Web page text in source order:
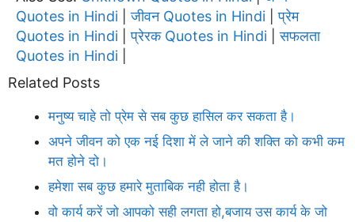
Quotes in Hindi |जीवन Quotes in Hindi |प्रेम
Quotes in Hindi |प्रेरक Quotes in Hindi |सफलता
Quotes in Hindi
Related Posts
मनुष्य चाहे तो प्रेम से सब कुछ हासिल कर सकता है।
अपने जीवन को एक नई दिशा में ले जाने की शक्ति को कभी कम
मत होने दो।
हमेशा सब कुछ हमारे मुताबिक नही होता है।
वो कार्य करें जो आपको सही लगता हो,बजाय उस कार्य के जो